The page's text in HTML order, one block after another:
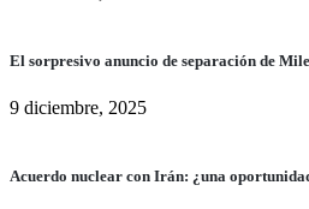
El sorpresivo anuncio de separación de
9 diciembre, 2025
Acuerdo nuclear con Irán: ¿una